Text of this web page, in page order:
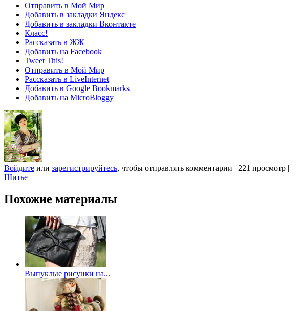
Отправить в Мой Мир
Добавить в закладки Яндекс
Добавить в закладки Вконтакте
Класс!
Рассказать в ЖЖ
Добавить на Facebook
Tweet This!
Отправить в Мой Мир
Рассказать в LiveInternet
Добавить в Google Bookmarks
Добавить на MicroBloggy
Войдите или зарегистрируйтесь, чтобы отправлять комментарии | 221 просмотр |
Шитье
Похожие материалы
Выпуклые рисунки на...